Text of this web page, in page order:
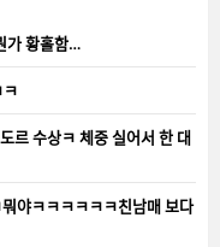
황홀함…
ㅋ
수상ㅋ 체중 실어서 한 대
ㅋ뭐야ㅋㅋㅋㅋㅋㅋ친남매 보다